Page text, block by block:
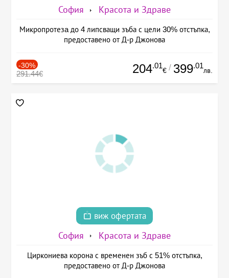
София Красота и Здраве
Микропротезa до 4 липсващи зъба с цели 30% отстъпка,
предоставено от Д-р Джонова
-30%
291.44€ 204.01
€ / 399.01
лв.
виж офертата
София Красота и Здраве
Циркониева корона с временен зъб с 51% отстъпка,
предоставено от Д-р Джонова